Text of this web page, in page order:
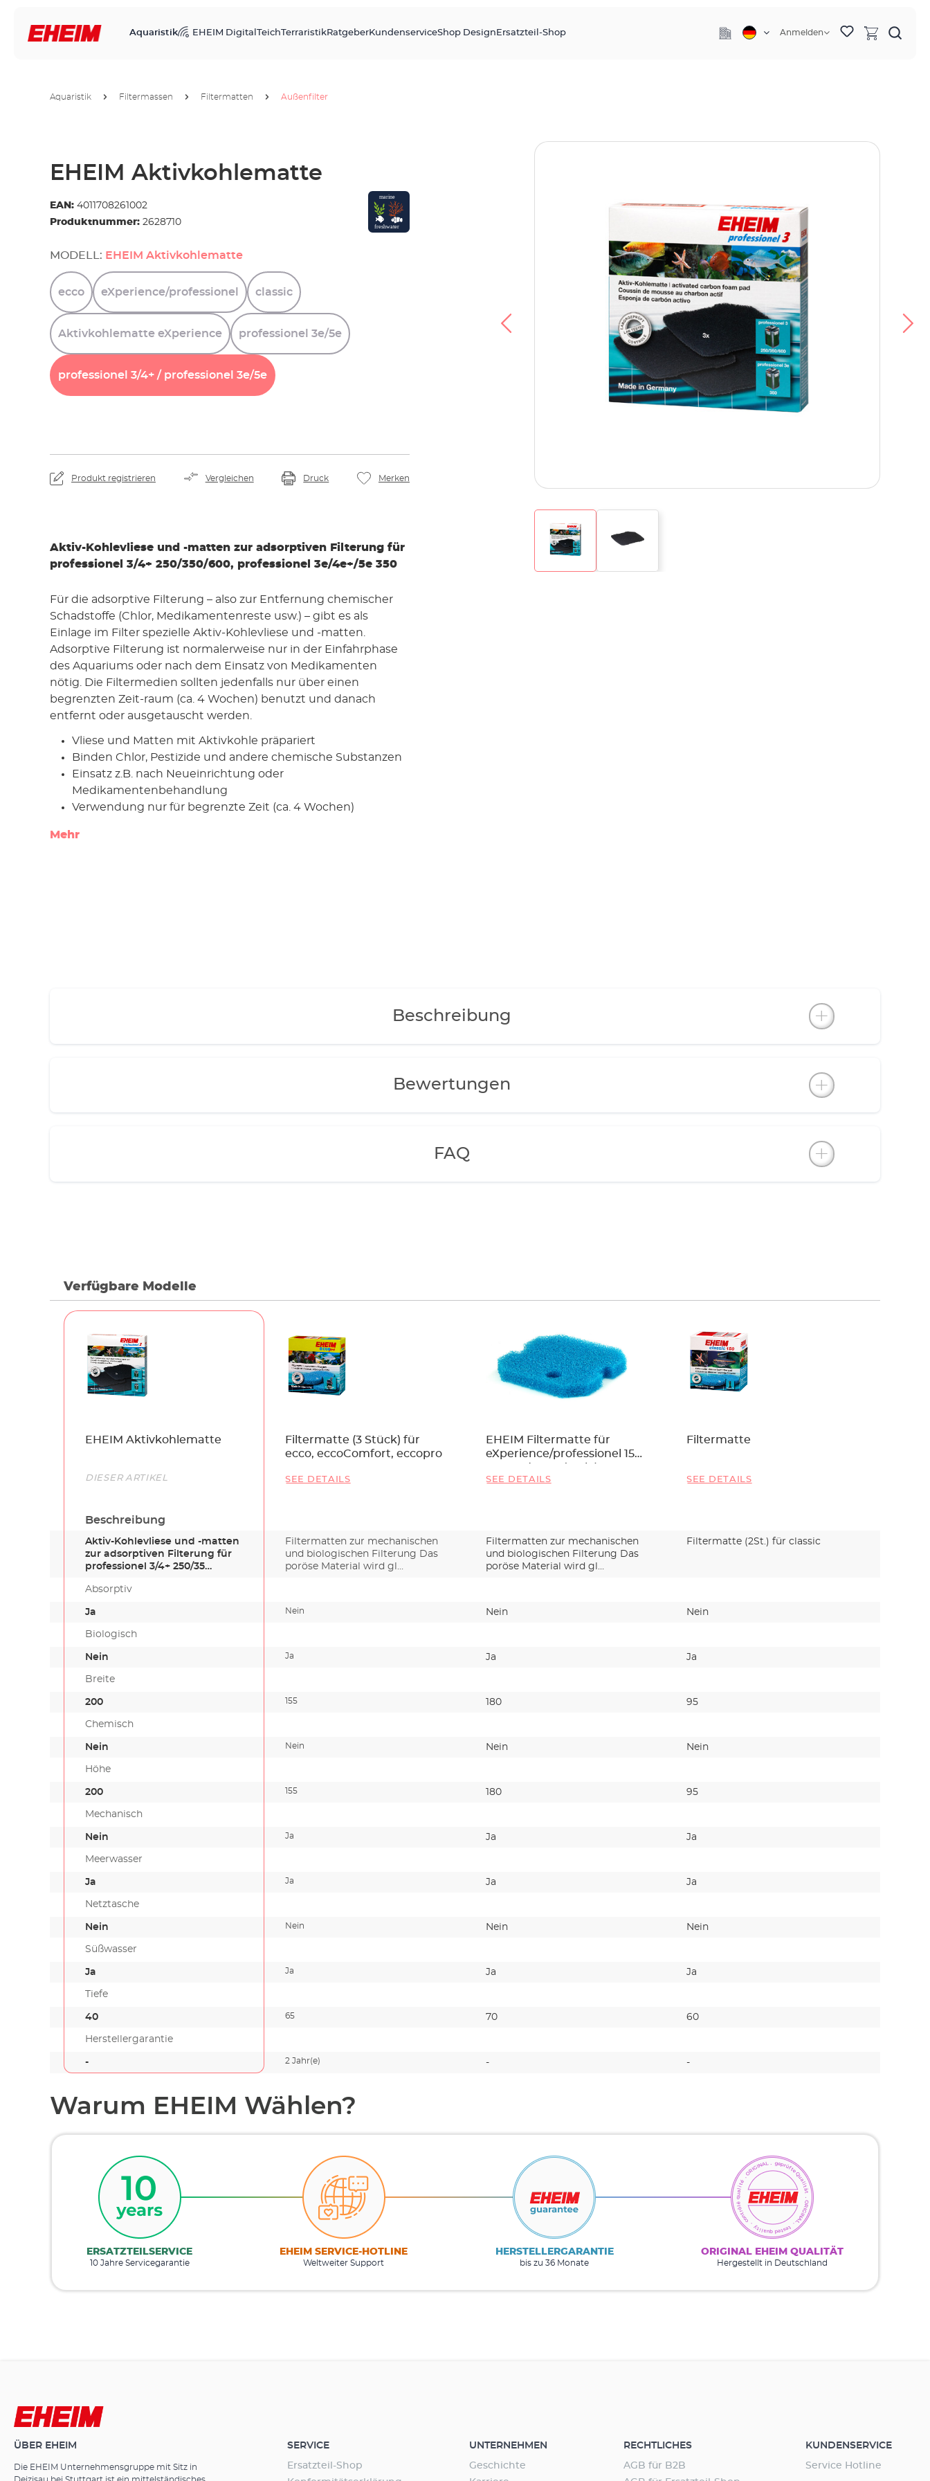
Aquaristik EHEIM Digital TeichTerraristikRatgeberKundenserviceShop Design Ersatzteil-Shop Anmelden
Aquaristik Filtermassen Filtermatten Außenfilter
EHEIM Aktivkohlematte
EAN: 4011708261002
Produktnummer: 2628710
MODELL: EHEIM Aktivkohlematte
ecco eXperience/professionel classic
Aktivkohlematte eXperience professionel 3e/5e
professionel 3/4+ / professionel 3e/5e
Produkt registrieren Vergleichen Druck Merken
Aktiv-Kohlevliese und -matten zur adsorptiven Filterung für
professionel 3/4+ 250/350/600, professionel 3e/4e+/5e 350
Für die adsorptive Filterung – also zur Entfernung chemischer
Schadstoffe (Chlor, Medikamentenreste usw.) – gibt es als
Einlage im Filter spezielle Aktiv-Kohlevliese und -matten.
Adsorptive Filterung ist normalerweise nur in der Einfahrphase
des Aquariums oder nach dem Einsatz von Medikamenten
nötig. Die Filtermedien sollten jedenfalls nur über einen
begrenzten Zeit-raum (ca. 4 Wochen) benutzt und danach
entfernt oder ausgetauscht werden.
Vliese und Matten mit Aktivkohle präpariert
Binden Chlor, Pestizide und andere chemische Substanzen
Einsatz z.B. nach Neueinrichtung oder
Medikamentenbehandlung
Verwendung nur für begrenzte Zeit (ca. 4 Wochen)
Mehr
Beschreibung
Bewertungen
FAQ
Verfügbare Modelle
Name
EHEIM Aktivkohlematte
Filtermatte (3 Stück) für
ecco, eccoComfort, eccopro
EHEIM Filtermatte für
eXperience/professionel 150,
250 und 250T (3Stk.)
Filtermatte
Link
DIESER ARTIKEL SEE DETAILS SEE DETAILS SEE DETAILS
Beschreibung
Aktiv-Kohlevliese und -matten
zur adsorptiven Filterung für
professionel 3/4+ 250/35…
Filtermatten zur mechanischen
und biologischen Filterung Das
poröse Material wird gl…
Filtermatten zur mechanischen
und biologischen Filterung Das
poröse Material wird gl…
Filtermatte (2St.) für classic
Absorptiv
Ja Nein Nein Nein
Biologisch
Nein Ja Ja Ja
Breite
200 155 180 95
Chemisch
Nein Nein Nein Nein
Höhe
200 155 180 95
Mechanisch
Nein Ja Ja Ja
Meerwasser
Ja Ja Ja Ja
Netztasche
Nein Nein Nein Nein
Süßwasser
Ja Ja Ja Ja
Tiefe
40 65 70 60
Herstellergarantie
- 2 Jahr(e) - -
Warum EHEIM Wählen?
ERSATZTEILSERVICE
10 Jahre Servicegarantie
EHEIM SERVICE-HOTLINE
Weltweiter Support
HERSTELLERGARANTIE
bis zu 36 Monate
ORIGINAL EHEIM QUALITÄT
Hergestellt in Deutschland
ÜBER EHEIM
Die EHEIM Unternehmensgruppe mit Sitz in
Deizisau bei Stuttgart ist ein mittelständisches
SERVICE
Ersatzteil-Shop
UNTERNEHMEN
Geschichte
RECHTLICHES
AGB für B2B
KUNDENSERVICE
Service Hotline